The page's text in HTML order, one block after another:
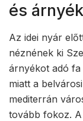
és
Az idei nyár
néznének ki
árnyékot adó fa
miatt a
mediterrán
tovább fokoz. A